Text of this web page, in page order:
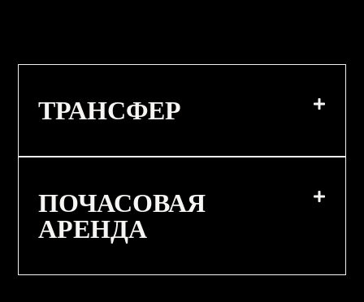
ТРАНСФЕР
ПОЧАСОВАЯ
АРЕНДА